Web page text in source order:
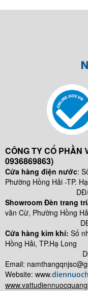
CÔNG TY CỔ
0936869863)
Cửa hàng điện nước:
Phường Hồng Hải -TP.
DĐ/ZALO:
Showroom Đèn trang
văn Cừ, Phường Hồng
DĐ/ZALO:
Cửa hàng kim khí: Số
Hồng Hải, TP.Hạ Long
DĐ:
Email:
Website: www.